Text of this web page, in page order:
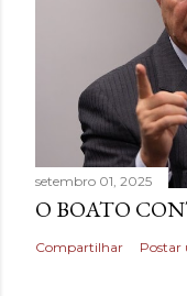
setembro 01, 2025
O BOATO
Compartilhar Postar